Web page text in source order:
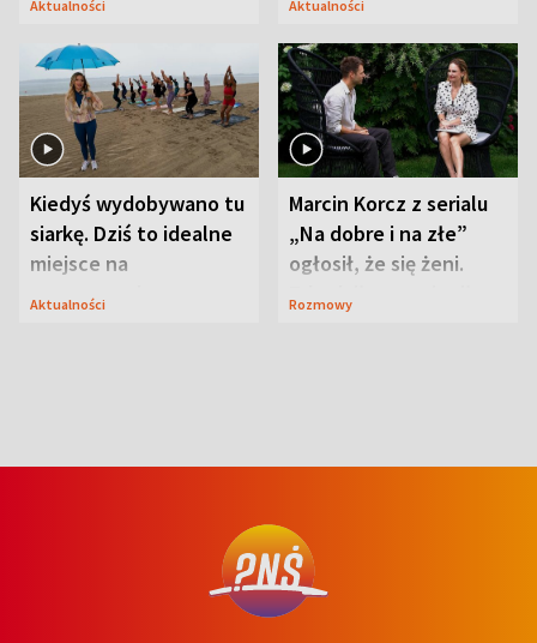
Aktualności Aktualności
Kiedyś wydobywano tu
siarkę. Dziś to idealne
miejsce na
wypoczynek
Aktualności
Marcin Korcz z serialu
„Na dobre i na złe”
ogłosił, że się żeni.
Zdradził, co zmienił
Rozmowy